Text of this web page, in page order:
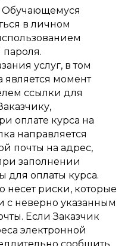
Обучающемуся
в личном
пароля.
услуг, в том
является момент
ссылки для
оплате курса на
направляется
почты на адрес,
заполнении
для оплаты курса.
несет риски, которые
с неверно указанным
Если Заказчик
электронной